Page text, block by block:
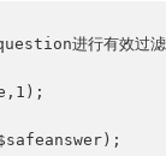
进行有效过